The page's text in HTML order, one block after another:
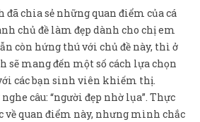
chia sẻ những quan điểm của cá
chủ đề làm đẹp dành cho chị em
còn hứng thú với chủ đề này, thì ở
mang đến một số cách lựa chọn
các bạn sinh viên khiếm thị.
câu: “người đẹp nhờ lụa”. Thực
quan điểm này, nhưng mình chắc